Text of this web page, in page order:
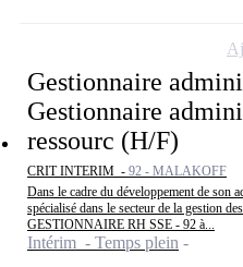
Gestionnaire
Gestionnaire
ressourc (H/F)
CRIT INTERIM - 92 - MALAKOFF
Dans le cadre du développement de son
spécialisé dans le secteur de la gestion
GESTIONNAIRE RH SSE - 92 à...
Intérim - Temps plein